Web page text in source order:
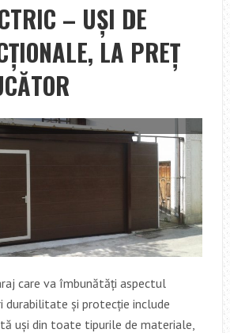
– UȘI DE
LA PREȚ
care va îmbunătăți aspectul
durabilitate și protecție include
uși din toate tipurile de materiale,